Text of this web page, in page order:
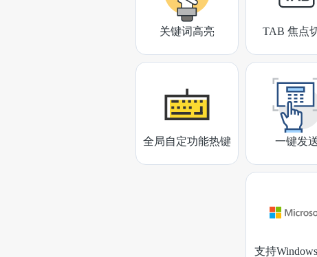
关键词高亮 TAB 焦点
全局自定功能热键 一键发
支持